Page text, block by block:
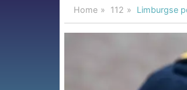
Home 112 Limburgse